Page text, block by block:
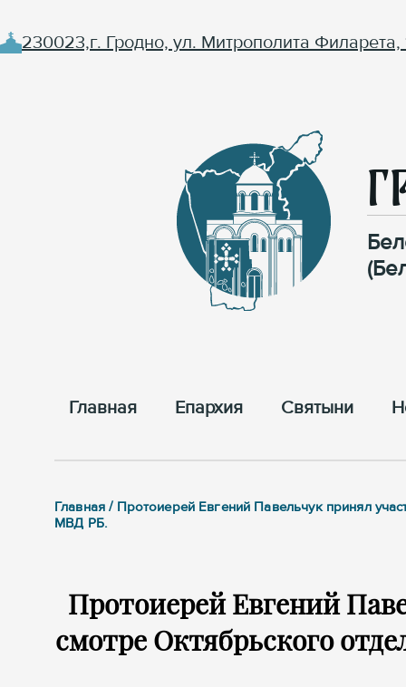
230023,г. Гродно, ул. Митрополита Филарета,
Главная Епархия Cвятыни
Главная / Протоиерей Евгений Павельчук принял
МВД РБ.
Протоиерей Евгений
смотре Октябрьского